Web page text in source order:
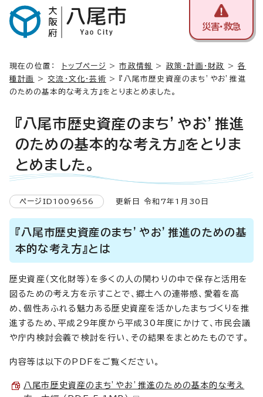
災害・救急
現在の位置： トップページ >市政情報 > 政策・計画・財政 >各
種計画
>交流・文化・芸術 > 『八尾市歴史資産のまち’やお’推進
のための基本的な考え方』をとりまとめました。
『八尾市歴史資産のまち’やお’推進
のための基本的な考え方』をとりま
とめました。
ページID1009656 更新日 令和7年1月30日
『八尾市歴史資産のまち’やお’推進のための基
本的な考え方』とは
歴史資産（文化財等）を多くの人の関わりの中で保存と活用を
図るための考え方を示すことで、郷土への連帯感、愛着を高
め、個性あふれる魅力ある歴史資産を活かしたまちづくりを推
進するため、平成29年度から平成30年度にかけて、市民会議
や庁内検討会義で検討を行い、その結果をまとめたものです。
内容等は以下のPDFをご覧ください。
八尾市歴史資産のまち’やお’推進のための基本的な考え